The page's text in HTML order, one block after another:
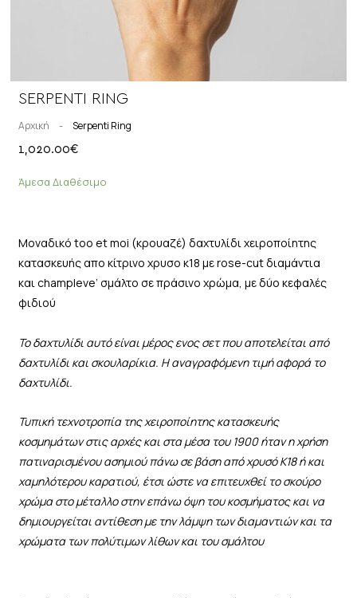
SERPENTI RING
Αρχική - Serpenti Ring
1,020.00€
Άμεσα Διαθέσιμο
Μοναδικό too et moi (κρουαζέ) δαχτυλίδι χειροποίητης
κατασκευής απο κίτρινο χρυσο κ18 με rose-cut διαμάντια
και champleve’ σμάλτο σε πράσινο χρώμα, με δύο κεφαλές
φιδιού
Το δαχτυλίδι αυτό είναι μέρος ενος σετ που αποτελείται από
δαχτυλίδι και σκουλαρίκια. Η αναγραφόμενη τιμή αφορά το
δαχτυλίδι.
Τυπική τεχνοτροπία της χειροποίητης κατασκευής
κοσμημάτων στις αρχές και στα μέσα του 1900 ήταν η χρήση
πατιναρισμένου ασημιού πάνω σε βάση από χρυσό Κ18 ή και
χαμηλότερου καρατιού, έτσι ώστε να επιτευχθεί το σκούρο
χρώμα στο μέταλλο στην επάνω όψη του κοσμήματος και να
δημιουργείται αντίθεση με την λάμψη των διαμαντιών και τα
χρώματα των πολύτιμων λίθων και του σμάλτου